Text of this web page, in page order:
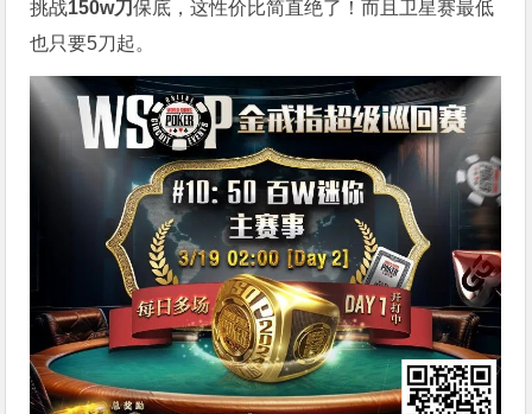
挑战150w刀保底，这性价比简直绝了！而且卫星赛最低
也只要5刀起。